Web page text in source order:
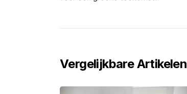
Vergelijkbare Artikelen